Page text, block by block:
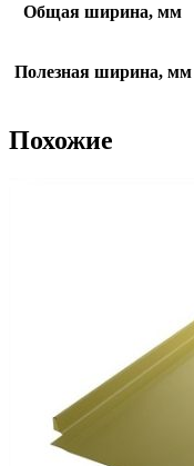
Общая ширина, мм
Полезная ширина, мм
Похожие